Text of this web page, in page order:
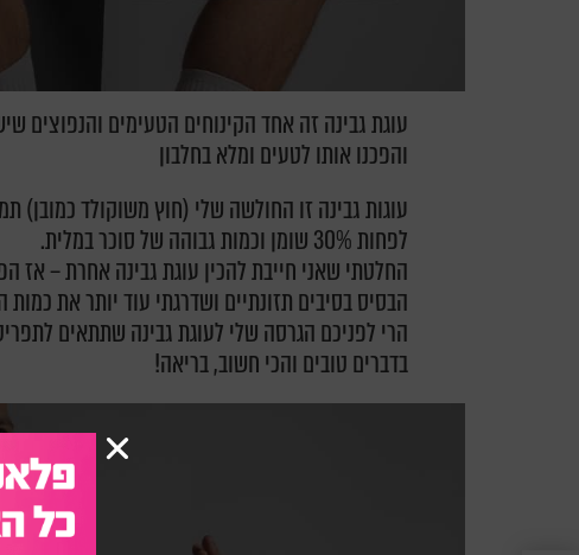
עוגת גבינה זה אחד הקינוחים הטעימים והנפוצים
והפכנו אותו לטעים ומלא בחלבון
עוגות גבינה זו החולשה שלי (חוץ משוקולד כמובן)
לפחות 30% שומן וכמות גבוהה של סוכר במלית.
החלטתי שאני חייבת להכין עוגת גבינה אחרת –
הבסיס בסיבים תזונתיים ושדרגתי עוד יותר את כמות
הרי לפניכם הגרסה שלי לעוגת גבינה שתתאים
בדברים טובים והכי חשוב, בריאה!